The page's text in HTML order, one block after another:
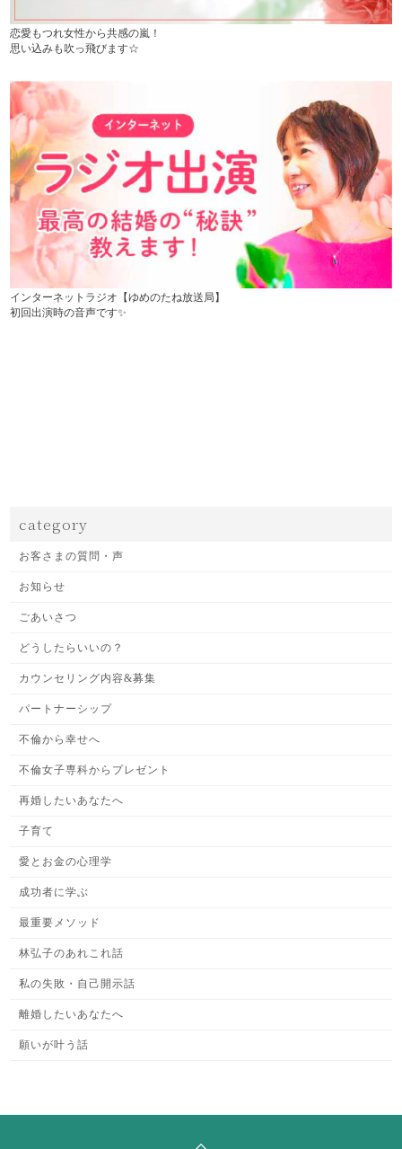
恋愛もつれ女性から共感の嵐！
思い込みも吹っ飛びます☆
インターネットラジオ【ゆめのたね放送局】
初回出演時の音声です✨
category
お客さまの質問・声
お知らせ
ごあいさつ
どうしたらいいの？
カウンセリング内容&募集
パートナーシップ
不倫から幸せへ
不倫女子専科からプレゼント
再婚したいあなたへ
子育て
愛とお金の心理学
成功者に学ぶ
最重要メソッド
林弘子のあれこれ話
私の失敗・自己開示話
離婚したいあなたへ
願いが叶う話